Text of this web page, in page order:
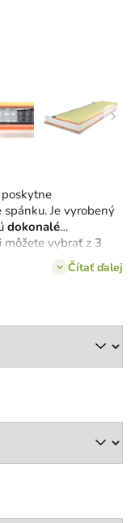
Je vyrobený
dokonalé
môžete vybrať z 3
Čítať ďalej